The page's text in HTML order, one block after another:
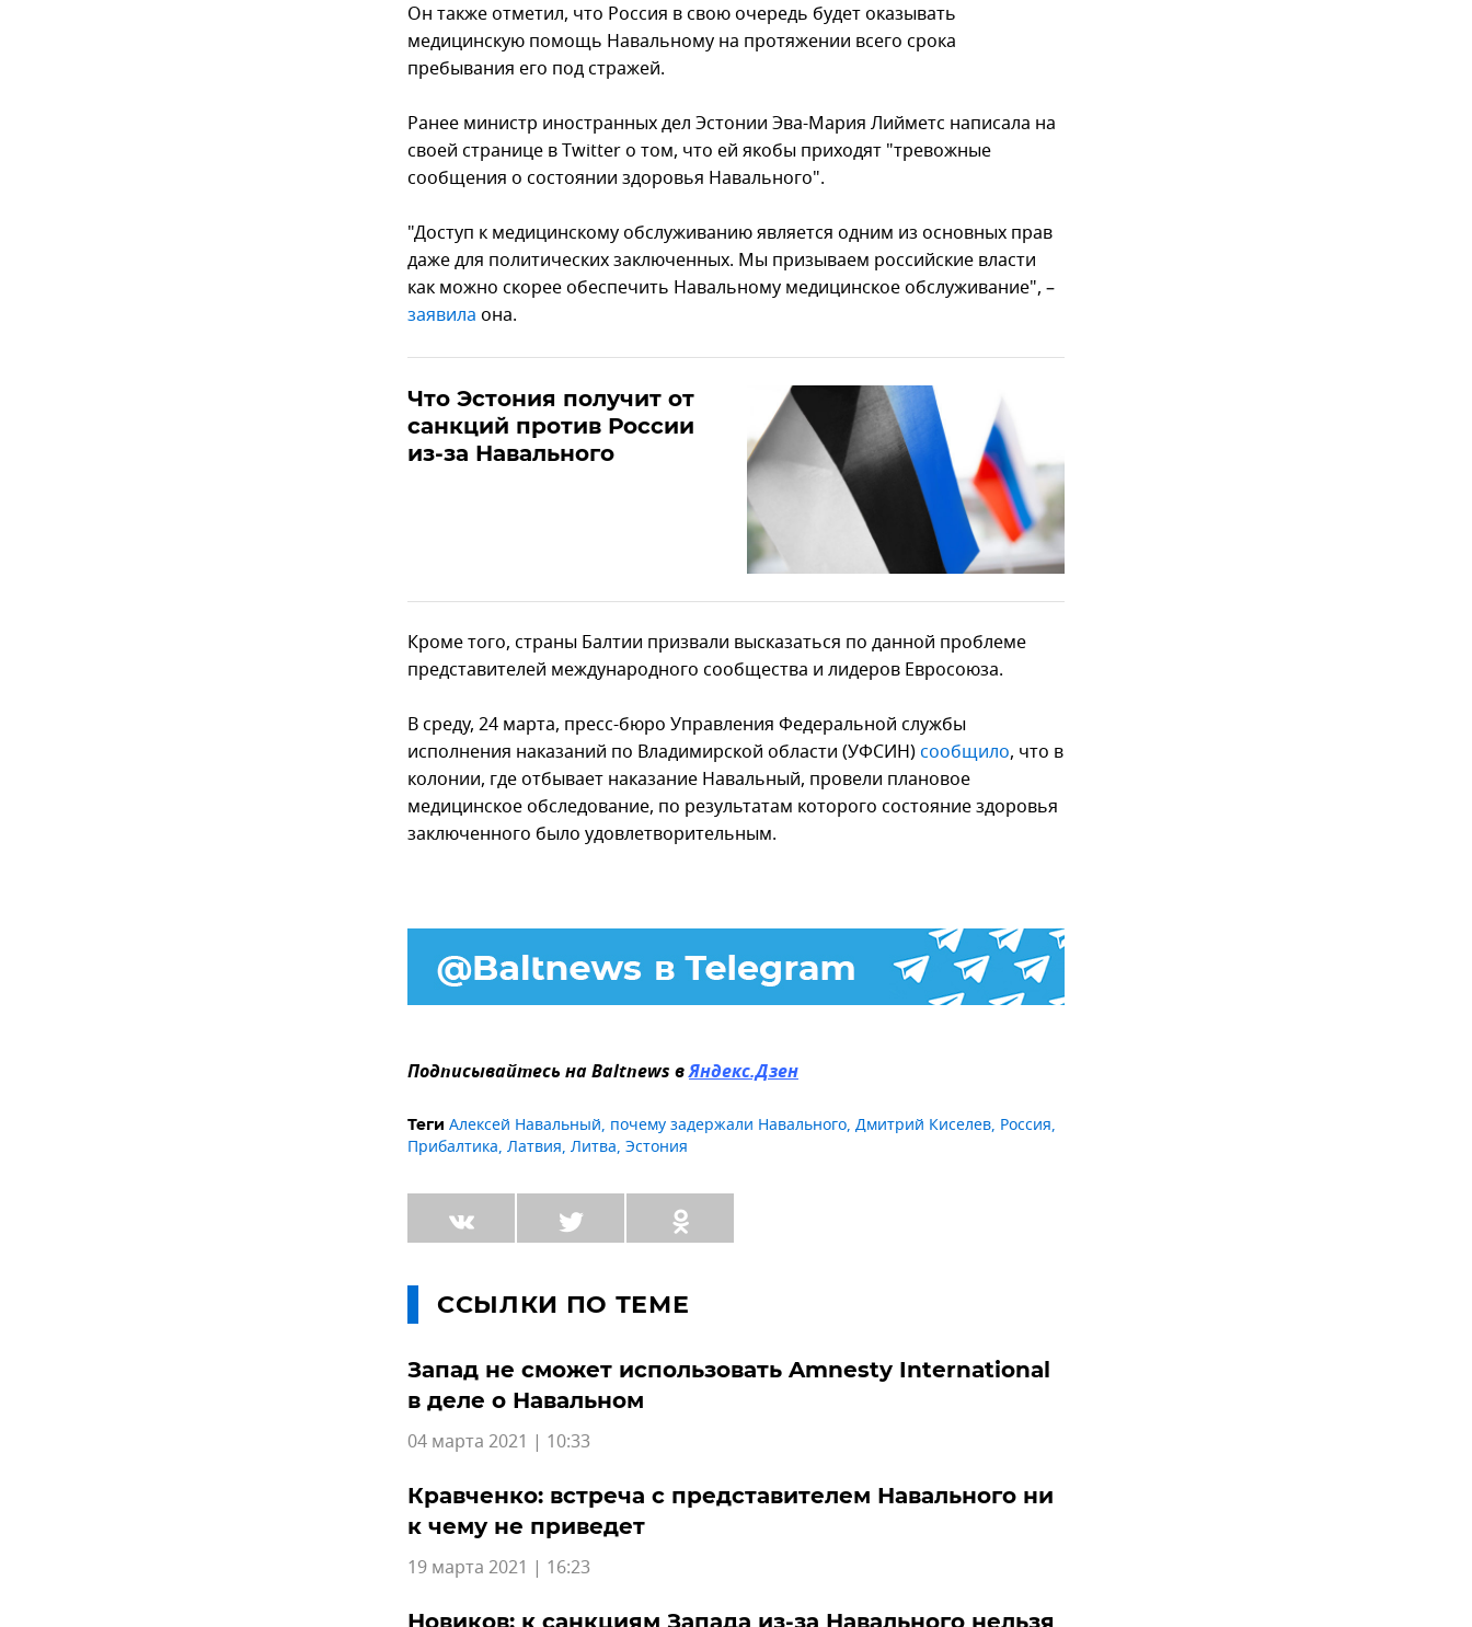
Он также отметил, что Россия в свою очередь будет оказывать
медицинскую помощь Навальному на протяжении всего срока
пребывания его под стражей.
Ранее министр иностранных дел Эстонии Эва-Мария Лийметс написала на
своей странице в Twitter о том, что ей якобы приходят "тревожные
сообщения о состоянии здоровья Навального".
"Доступ к медицинскому обслуживанию является одним из основных прав
даже для политических заключенных. Мы призываем российские власти
как можно скорее обеспечить Навальному медицинское обслуживание", –
заявила она.
Что Эстония получит от
санкций против России
из-за Навального
Кроме того, страны Балтии призвали высказаться по данной проблеме
представителей международного сообщества и лидеров Евросоюза.
В среду, 24 марта, пресс-бюро Управления Федеральной службы
исполнения наказаний по Владимирской области (УФСИН) сообщило, что в
колонии, где отбывает наказание Навальный, провели плановое
медицинское обследование, по результатам которого состояние здоровья
заключенного было удовлетворительным.
Подписывайтесь на Baltnews вЯндекс.Дзен
Теги Алексей Навальный, почему задержали Навального, Дмитрий Киселев, Россия,
Прибалтика, Латвия, Литва, Эстония
ССЫЛКИ ПО ТЕМЕ
Запад не сможет использовать Amnesty International
в деле о Навальном
04 марта 2021 | 10:33
Кравченко: встреча с представителем Навального ни
к чему не приведет
19 марта 2021 | 16:23
Новиков: к санкциям Запада из-за Навального нельзя